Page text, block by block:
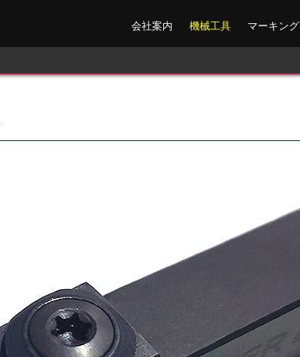
会社案内 機械工具 マーキング